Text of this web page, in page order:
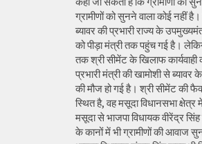
ग्रामीणों को सुनने वाला कोई नहीं
ब्यावर की प्रभारी राज्य के
को पीड़ा मंत्री तक पहुंच गई है।
तक श्री सीमेंट के खिलाफ कार्यवाही
प्रभारी मंत्री की खामोशी से
की मौज हो गई है। श्री सीमेंट की
स्थित है, वह मसूदा विधानसभा
मसूदा से भाजपा विधायक वीरेंद्र
के कानों में भी ग्रामीणों की आवाज